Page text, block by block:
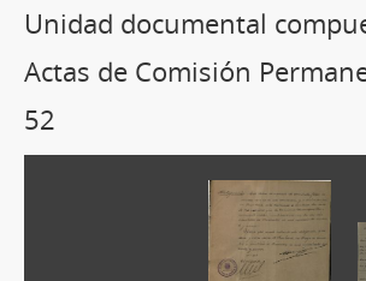
Unidad documental
Actas de Comisión
52